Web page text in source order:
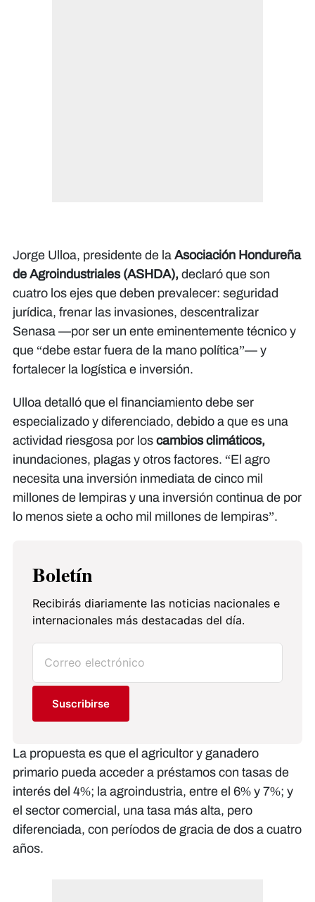
Jorge Ulloa, presidente de la Asociación Hondureña
de Agroindustriales (ASHDA), declaró que son
cuatro los ejes que deben prevalecer: seguridad
jurídica, frenar las invasiones, descentralizar
Senasa —por ser un ente eminentemente técnico y
que “debe estar fuera de la mano política”— y
fortalecer la logística e inversión.
Ulloa detalló que el financiamiento debe ser
especializado y diferenciado, debido a que es una
actividad riesgosa por los cambios climáticos,
inundaciones, plagas y otros factores. “El agro
necesita una inversión inmediata de cinco mil
millones de lempiras y una inversión continua de por
lo menos siete a ocho mil millones de lempiras”.
Boletín
Recibirás diariamente las noticias nacionales e
internacionales más destacadas del día.
Suscribirse
La propuesta es que el agricultor y ganadero
primario pueda acceder a préstamos con tasas de
interés del 4%; la agroindustria, entre el 6% y 7%; y
el sector comercial, una tasa más alta, pero
diferenciada, con períodos de gracia de dos a cuatro
años.